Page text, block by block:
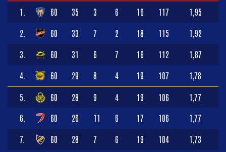
1. 60 35 3 6 16 117 1,95
2. 60 33 7 2 18 115 1,92
3. 60 31 6 7 16 112 1,87
4. 60 29 8 4 19 107 1,78
5. 60 28 9 4 19 106 1,77
6. 60 26 11 6 17 106 1,77
7. 60 28 7 6 19 104 1,73